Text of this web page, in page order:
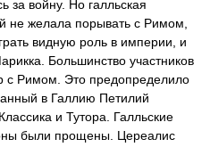
за войну. Но галльская
не желала порывать с Римом,
видную роль в империи, и
Большинство участников
с Римом. Это предопределило
в Галлию Петилий
и Тутора. Галльские
были прощены. Цереалис